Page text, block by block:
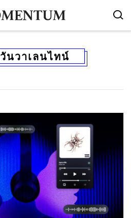
วันวาเลนไทน์